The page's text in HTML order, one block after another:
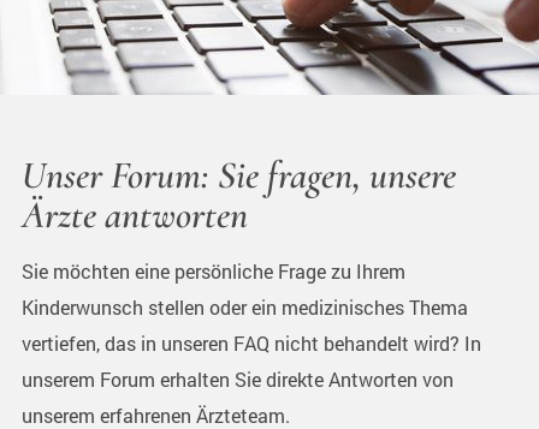
Unser Forum: Sie fragen, unsere
Ärzte antworten
Sie möchten eine persönliche Frage zu Ihrem
Kinderwunsch stellen oder ein medizinisches Thema
vertiefen, das in unseren FAQ nicht behandelt wird? In
unserem Forum erhalten Sie direkte Antworten von
unserem erfahrenen Ärzteteam.